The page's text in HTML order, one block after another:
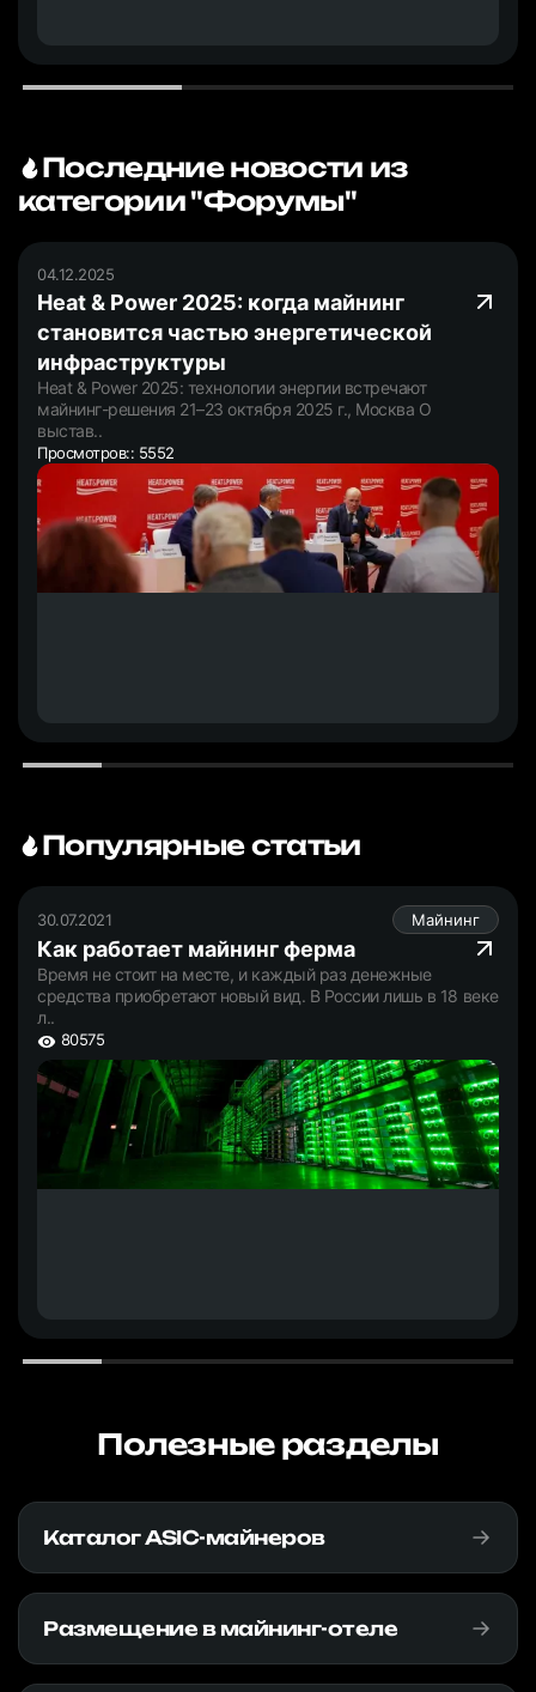
Последние новости из
категории "Форумы"
04.12.2025
Heat & Power 2025: когда майнинг
становится частью энергетической
инфраструктуры
Heat & Power 2025: технологии энергии встречают
майнинг-решения 21–23 октября 2025 г., Москва О
выстав..
Просмотров:: 5552
Популярные статьи
30.07.2021 Майнинг
Как работает майнинг ферма
Время не стоит на месте, и каждый раз денежные
средства приобретают новый вид. В России лишь в 18 веке
л..
80575
Полезные разделы
Каталог ASIC-майнеров
Размещение в майнинг-отеле